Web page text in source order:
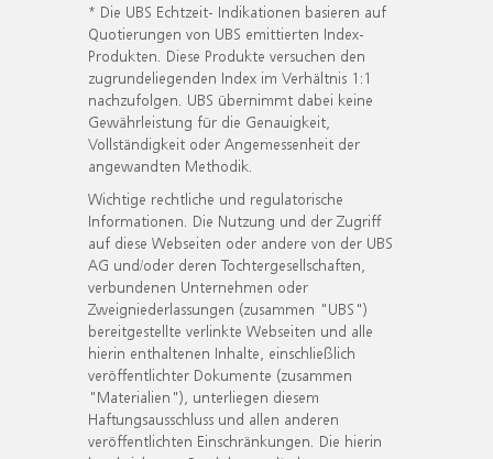
* Die UBS Echtzeit- Indikationen basieren auf
Quotierungen von UBS emittierten Index-
Produkten. Diese Produkte versuchen den
zugrundeliegenden Index im Verhältnis 1:1
nachzufolgen. UBS übernimmt dabei keine
Gewährleistung für die Genauigkeit,
Vollständigkeit oder Angemessenheit der
angewandten Methodik.
Wichtige rechtliche und regulatorische
Informationen. Die Nutzung und der Zugriff
auf diese Webseiten oder andere von der UBS
AG und/oder deren Tochtergesellschaften,
verbundenen Unternehmen oder
Zweigniederlassungen (zusammen "UBS")
bereitgestellte verlinkte Webseiten und alle
hierin enthaltenen Inhalte, einschließlich
veröffentlichter Dokumente (zusammen
"Materialien"), unterliegen diesem
Haftungsausschluss und allen anderen
veröffentlichten Einschränkungen. Die hierin